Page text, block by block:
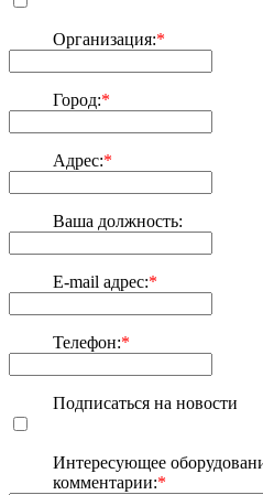
Организация:*
Город:*
Адрес:*
Ваша должность:
E-mail адрес:*
Телефон:*
Подписаться на новости
Интересующее
комментарии:*